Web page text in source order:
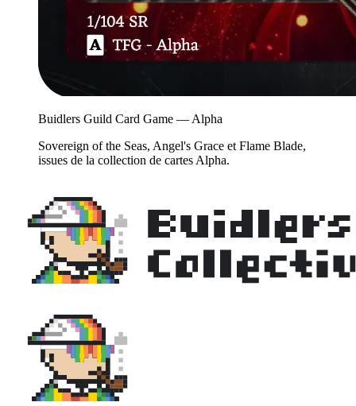
Buidlers Guild Card Game — Alpha
Sovereign of the Seas, Angel's Grace et Flame Blade,
issues de la collection de cartes Alpha.